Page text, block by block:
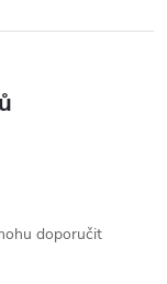
doporučit